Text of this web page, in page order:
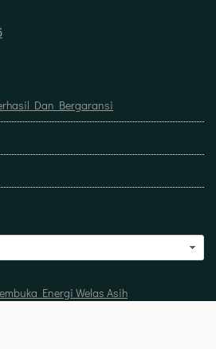
Dan Bergaransi
Energi Welas Asih